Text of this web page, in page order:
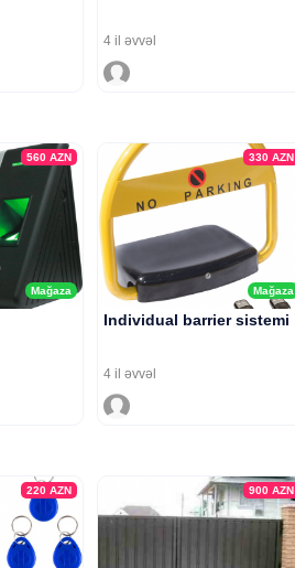
4 il əvvəl
Mağaza
560 AZN
Mağaza
330 AZN
Individual barrier sistemi
4 il əvvəl
220 AZN 900 AZN